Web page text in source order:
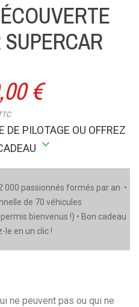
€
DE PILOTAGE OU OFFREZ
stat_minus_1
000 passionnés formés par an •
de 70 véhicules
bienvenus !) • Bon cadeau
le en un clic !
ne peuvent pas ou qui ne